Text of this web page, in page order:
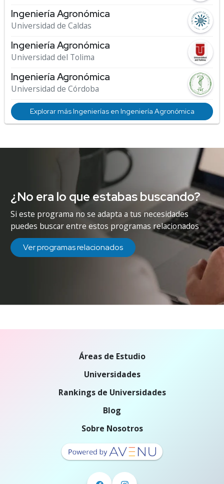
Ingeniería Agronómica
Universidad de Caldas
Ingeniería Agronómica
Universidad del Tolima
Ingeniería Agronómica
Universidad de Córdoba
Explorar más Ingenierías en Ingeniería Agronómica
¿No era lo que estabas buscando?
Si este programa no se adapta a tus necesidades
puedes buscar entre estos programas relacionados
Ver programas relacionados
Áreas de Estudio
Universidades
Rankings de Universidades
Blog
Sobre Nosotros